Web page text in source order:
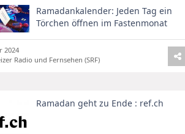
Ramadankalender: Jeden Tag ein
Törchen öffnen im Fastenmonat
2024
Radio und Fernsehen (SRF)
Ramadan geht zu Ende : ref.ch